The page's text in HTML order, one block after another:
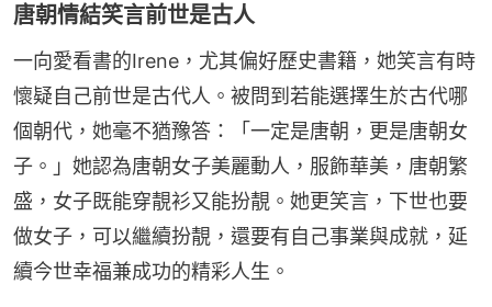
唐朝情結笑言前世是古人
一向愛看書的Irene，尤其偏好歷史書籍，她笑言有時
懷疑自己前世是古代人。被問到若能選擇生於古代哪
個朝代，她毫不猶豫答：「一定是唐朝，更是唐朝女
子。」她認為唐朝女子美麗動人，服飾華美，唐朝繁
盛，女子既能穿靚衫又能扮靚。她更笑言，下世也要
做女子，可以繼續扮靚，還要有自己事業與成就，延
續今世幸福兼成功的精彩人生。